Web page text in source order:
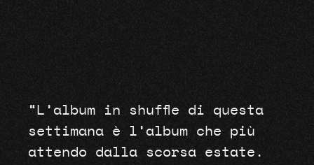
“L’album in shuffle di questa
settimana è l’album che più
attendo dalla scorsa estate.